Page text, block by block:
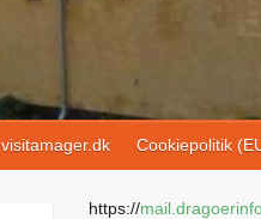
visitamager.dk Cookiepolitik
https://